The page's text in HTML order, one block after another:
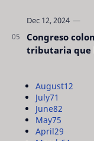
Congreso
tributaria que
August12
July71
June82
May75
April29